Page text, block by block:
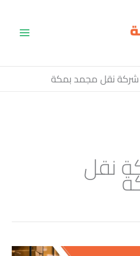
نقل مجمد بمكة
نقل